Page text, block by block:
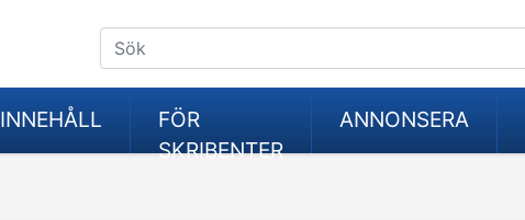
INNEHÅLL
FÖR
SKRIBENTER
ANNONSERA